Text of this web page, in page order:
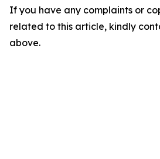
If you have any complaints or
related to this article, kindly
above.